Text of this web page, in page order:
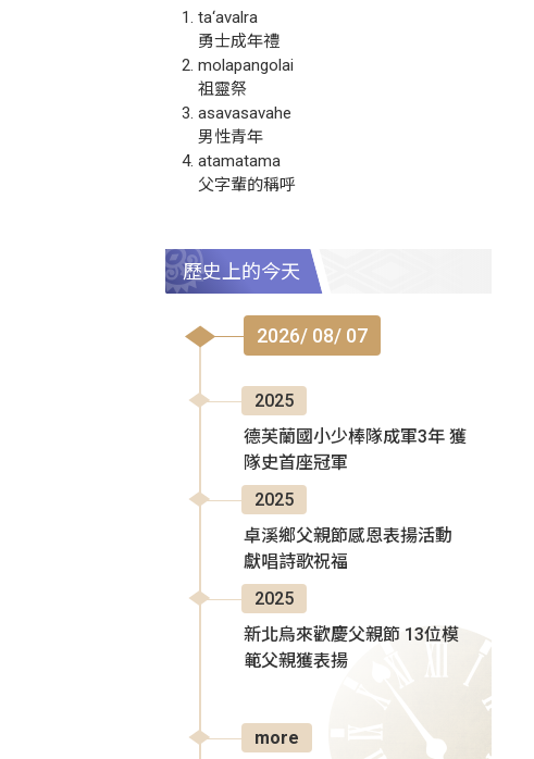
ta‘avalra
勇士成年禮
molapangolai
祖靈祭
asavasavahe
男性青年
atamatama
父字輩的稱呼
歷史上的今天
2026/ 08/ 07
2025
德芙蘭國小少棒隊成軍3年 獲
隊史首座冠軍
2025
卓溪鄉父親節感恩表揚活動
獻唱詩歌祝福
2025
新北烏來歡慶父親節 13位模
範父親獲表揚
more